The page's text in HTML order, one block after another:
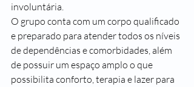
involuntária.
O grupo conta com um corpo qualificado
e preparado para atender todos os níveis
de dependências e comorbidades, além
de possuir um espaço amplo o que
possibilita conforto, terapia e lazer para